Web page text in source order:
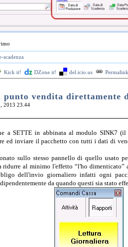
scadenza
Kick it! DZone it! del.icio.us Permalink
vendita direttamente
2013 23.44
a SETTE in abbinata al modulo SINK7
ed inviare il pacchetto con tutti i dati di
sullo stesso pannello di quello usato
ridurre al minimo l'effetto “l'ho
dell'invio giornaliero infatti ogni
da quando questi sia stato